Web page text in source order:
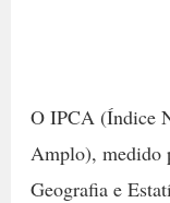
O IPCA (Índice
Amplo), medido
Geografia e